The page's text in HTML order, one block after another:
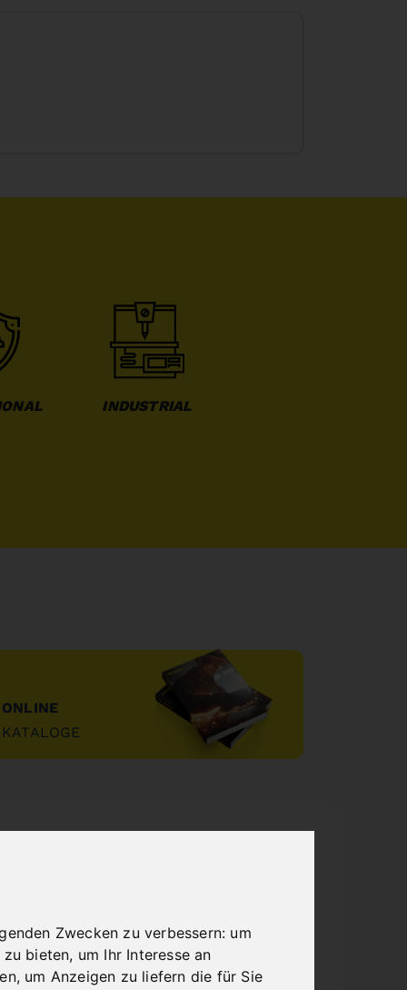
Zwecken zu verbessern: um
zu bieten, um Ihr Interesse an
, um Anzeigen zu liefern die für Sie
INDUSTRIAL
ONLINE
KATALOGE
"